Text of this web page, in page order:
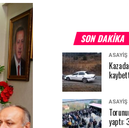
SON DAKIKA
ASAYİŞ
ASAYİŞ
yaptı: